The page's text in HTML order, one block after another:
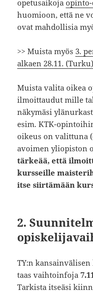
opetusaikojaopinto-
huomioon, että ne
ovat mahdollisia
>> Muista myös 3.
alkaen 28.11.
Muista valita oikea
ilmoittaudut mille
näkymäsi
esim. KTK-
oikeus on valittuna
avoimen yliopiston
tärkeää, että
kursseille
itse siirtämään
2.
TY:n
taas vaihtoinfoja
Tarkista itseäsi